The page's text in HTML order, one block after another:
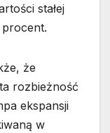
stałej
procent.
że
rozbieżność
ekspansji
w